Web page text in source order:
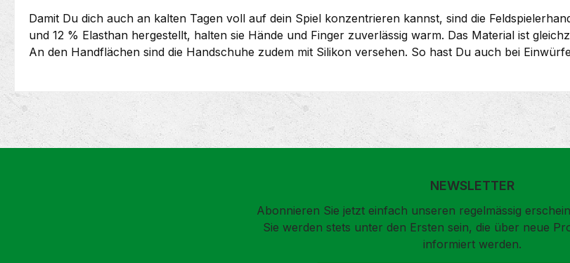
Damit Du dich auch an kalten Tagen voll auf dein Spiel konzentrieren kannst, sind die
und 12 % Elasthan hergestellt, halten sie Hände und Finger zuverlässig warm. Das Material ist
An den Handflächen sind die Handschuhe zudem mit Silikon versehen. So hast Du auch bei
NEWSLETTER
Abonnieren Sie jetzt einfach unseren regelmässig
Sie werden stets unter den Ersten sein, die über neue
informiert werden.